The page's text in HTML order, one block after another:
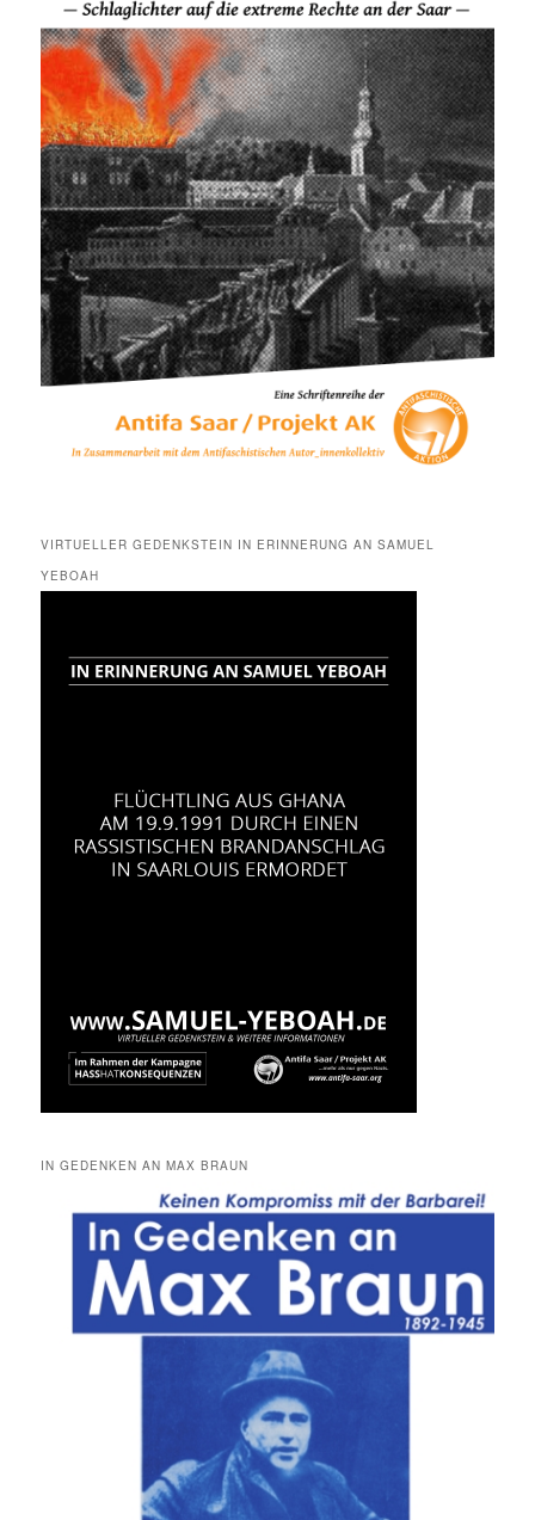
VIRTUELLER GEDENKSTEIN IN ERINNERUNG AN SAMUEL
YEBOAH
IN GEDENKEN AN MAX BRAUN